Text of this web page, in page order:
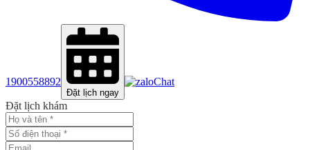
1900558892
Đặt lịch ngay
Chat
Đặt lịch khám